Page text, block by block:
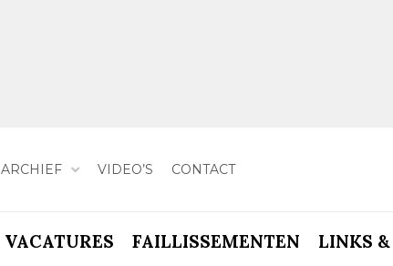
ARCHIEF VIDEO’S CONTACT
VACATURES FAILLISSEMENTEN LINKS